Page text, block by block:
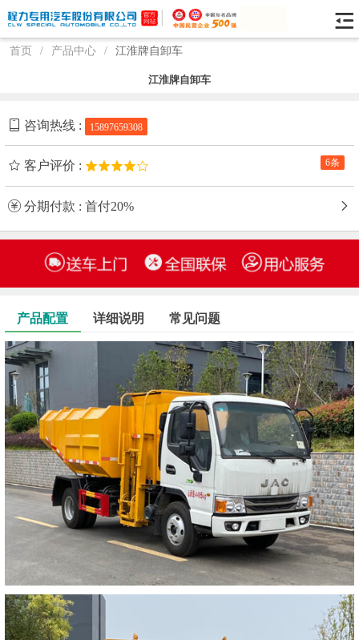
首页 / 产品中心 / 江淮牌自卸车
江淮牌自卸车
咨询热线 : 15897659308
6条
客户评价 :
分期付款 : 首付20%
产品配置 详细说明 常见问题